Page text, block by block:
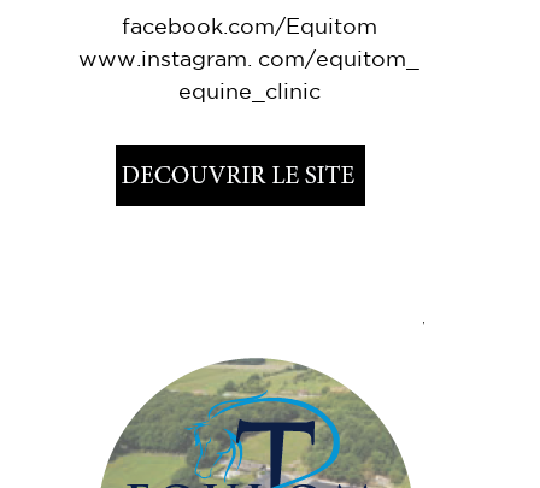
facebook.com/Equitom
www.instagram. com/equitom_
equine_clinic